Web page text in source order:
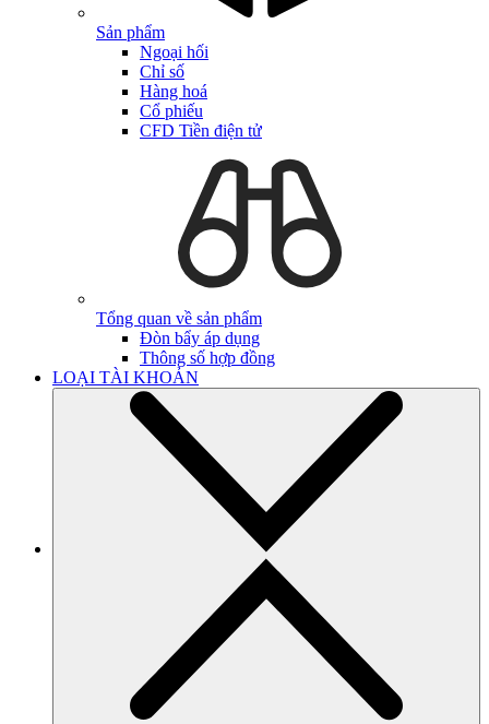
Sản phẩm
Ngoại hối
Chỉ số
Hàng hoá
Cổ phiếu
CFD Tiền điện tử
Tổng quan về sản phẩm
Đòn bẩy áp dụng
Thông số hợp đồng
LOẠI TÀI KHOẢN